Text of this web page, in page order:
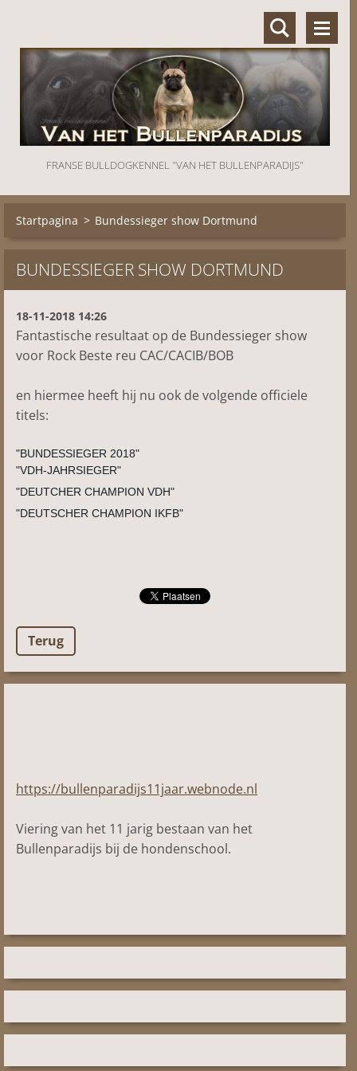
FRANSE BULLDOGKENNEL "VAN HET BULLENPARADIJS"
Startpagina > Bundessieger show Dortmund
BUNDESSIEGER SHOW DORTMUND
18-11-2018 14:26
Fantastische resultaat op de Bundessieger show
voor Rock Beste reu CAC/CACIB/BOB
en hiermee heeft hij nu ook de volgende officiele
titels:
"BUNDESSIEGER 2018"
"VDH-JAHRSIEGER"
"DEUTCHER CHAMPION VDH"
"DEUTSCHER CHAMPION IKFB"
Terug
https://bullenparadijs11jaar.webnode.nl
Viering van het 11 jarig bestaan van het
Bullenparadijs bij de hondenschool.